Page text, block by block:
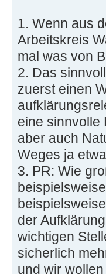
1. Wenn aus
Arbeitskreis
mal was von
2. Das
zuerst einen
eine sinnvolle
aber auch
Weges ja
3. PR: Wie
der
wichtigen
sicherlich
und wir